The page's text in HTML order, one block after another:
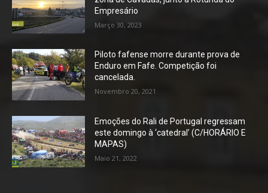
Empresário
Março 30, 2023
Piloto fafense morre durante prova de
Enduro em Fafe. Competição foi
cancelada.
Novembro 20, 2021
Emoções do Rali de Portugal regressam
este domingo à ‘catedral’ (C/HORÁRIO E
MAPAS)
Maio 21, 2022